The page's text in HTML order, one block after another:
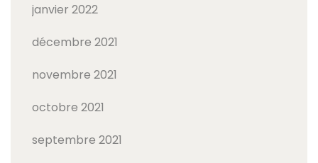
janvier 2022
décembre 2021
novembre 2021
octobre 2021
septembre 2021